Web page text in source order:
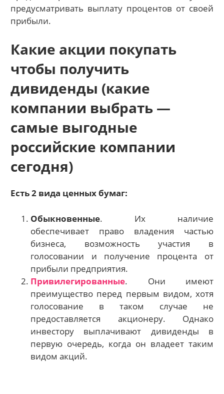
предусматривать выплату процентов от своей
прибыли.
Какие акции покупать
чтобы получить
дивиденды (какие
компании выбрать —
самые выгодные
российские компании
сегодня)
Есть 2 вида ценных бумаг:
Обыкновенные. Их наличие
обеспечивает право владения частью
бизнеса, возможность участия в
голосовании и получение процента от
прибыли предприятия.
Привилегированные. Они имеют
преимущество перед первым видом, хотя
голосование в таком случае не
предоставляется акционеру. Однако
инвестору выплачивают дивиденды в
первую очередь, когда он владеет таким
видом акций.